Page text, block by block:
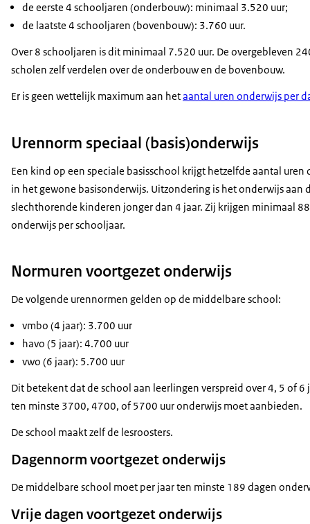
de eerste 4 schooljaren (onderbouw): minimaal 3.520 uur;
de laatste 4 schooljaren (bovenbouw): 3.760 uur.
Over 8 schooljaren is dit minimaal 7.520 uur. De overgebleven
scholen zelf verdelen over de onderbouw en de bovenbouw.
Er is geen wettelijk maximum aan hetaantal uren onderwijs per
Urennorm speciaal (basis)onderwijs
Een kind op een speciale basisschool krijgt hetzelfde aantal uren
in het gewone basisonderwijs. Uitzondering is het onderwijs aan
slechthorende kinderen jonger dan 4 jaar. Zij krijgen minimaal
onderwijs per schooljaar.
Normuren voortgezet onderwijs
De volgende urennormen gelden op de middelbare school:
vmbo (4 jaar): 3.700 uur
havo (5 jaar): 4.700 uur
vwo (6 jaar): 5.700 uur
Dit betekent dat de school aan leerlingen verspreid over 4, 5 of 6
ten minste 3700, 4700, of 5700 uur onderwijs moet aanbieden.
De school maakt zelf de lesroosters.
Dagennorm voortgezet onderwijs
De middelbare school moet per jaar ten minste 189 dagen
Vrije dagen voortgezet onderwijs